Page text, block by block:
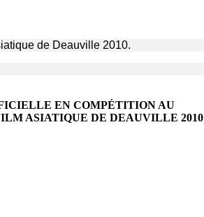
de Deauville 2010.
EN COMPÉTITION AU
ASIATIQUE DE DEAUVILLE 2010